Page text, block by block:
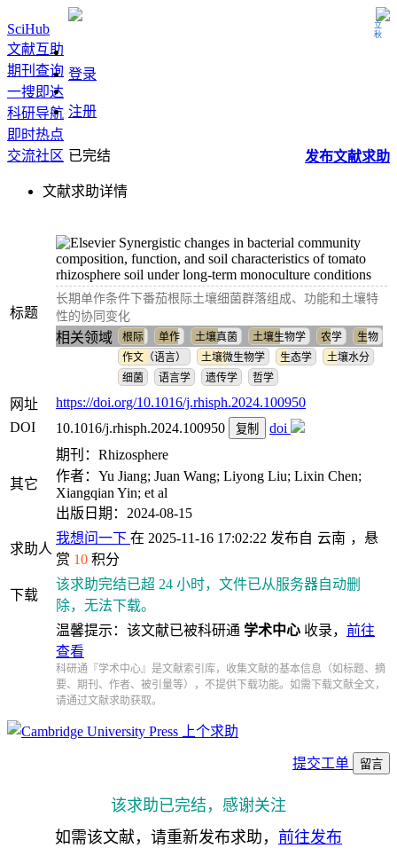
立秋
SciHub
文献互助
期刊查询
一搜即达
科研导航
即时热点
交流社区
登录
注册
发布文献求助
已完结
文献求助详情
标题
Synergistic changes in bacterial community
composition, function, and soil characteristics of tomato
rhizosphere soil under long-term monoculture conditions
长期单作条件下番茄根际土壤细菌群落组成、功能和土壤特
性的协同变化
相关领域 根际 单作 土壤真菌 土壤生物学 农学
生物
作文（语言）
土壤微生物学 生态学
土壤水分
细菌
语言学 遗传学 哲学
网址
https://doi.org/10.1016/j.rhisph.2024.100950
DOI
10.1016/j.rhisph.2024.100950 复制 doi
其它
期刊：Rhizosphere
作者：Yu Jiang; Juan Wang; Liyong Liu; Lixin Chen;
Xiangqian Yin; et al
出版日期：2024-08-15
求助人
我想问一下 在 2025-11-16 17:02:22 发布自 云南 ，悬
赏 10 积分
下载
该求助完结已超 24 小时，文件已从服务器自动删
除，无法下载。
温馨提示：该文献已被科研通 学术中心 收录， 前往
查看
科研通『学术中心』是文献索引库，收集文献的基本信息（如标题、摘
要、期刊、作者、被引量等），不提供下载功能。如需下载文献全文，
请通过文献求助获取。
上个求助
提交工单 留言
该求助已完结，感谢关注
如需该文献，请重新发布求助， 前往发布